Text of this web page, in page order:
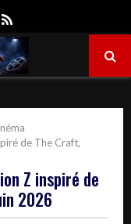
de The Craft,
Z inspiré de
2026